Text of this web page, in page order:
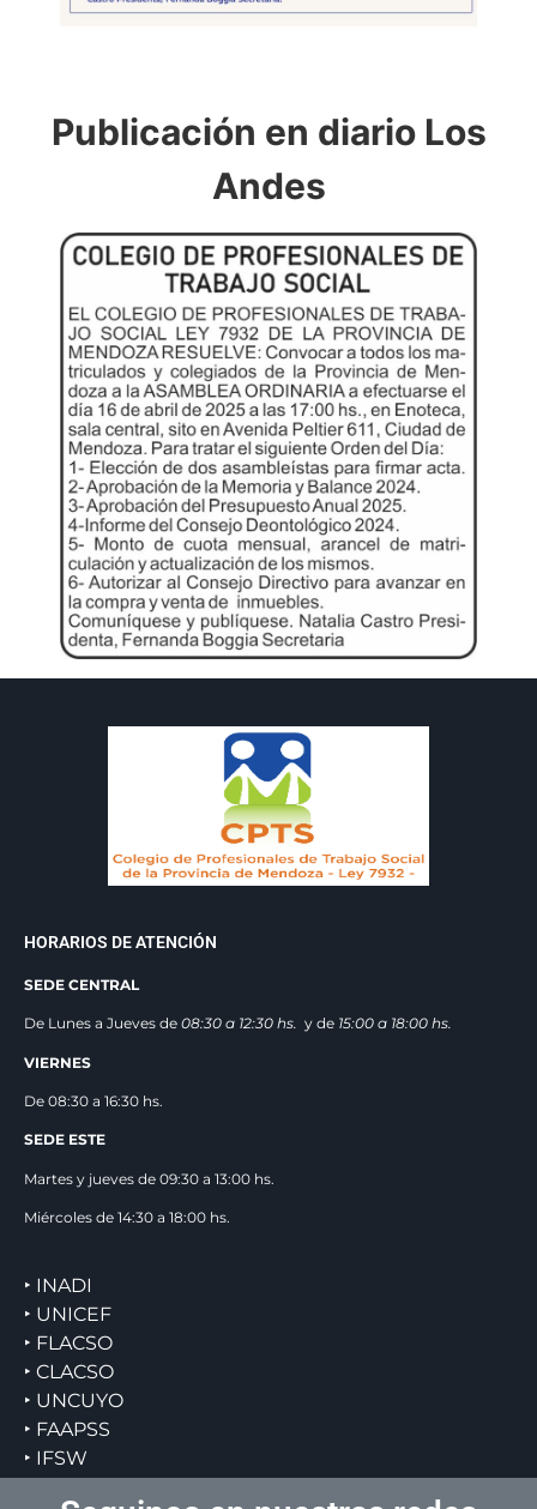
Publicación en diario Los
Andes
HORARIOS DE ATENCIÓN
SEDE CENTRAL
De Lunes a Jueves de 08:30 a 12:30 hs. y de 15:00 a 18:00 hs.
VIERNES
De 08:30 a 16:30 hs.
SEDE ESTE
Martes y jueves de 09:30 a 13:00 hs.
Miércoles de 14:30 a 18:00 hs.
‣ INADI
‣ UNICEF
‣ FLACSO
‣ CLACSO
‣ UNCUYO
‣ FAAPSS
‣ IFSW